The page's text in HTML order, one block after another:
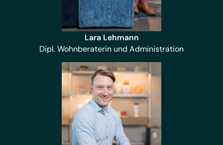
Lara Lehmann
Dipl. Wohnberaterin und Administration